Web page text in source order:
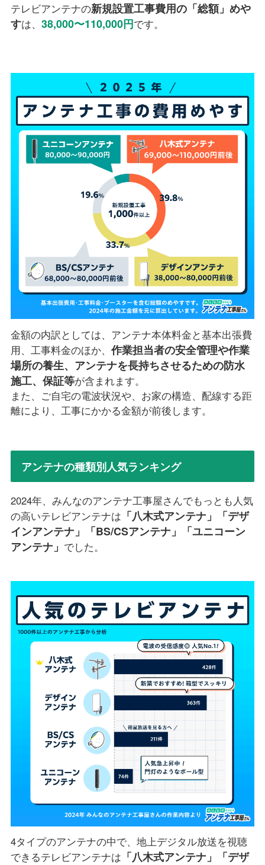
テレビアンテナの新規設置工事費用の「総額」めや
すは、 38,000〜110,000円です。
金額の内訳としては、アンテナ本体料金と基本出張費
用、工事料金のほか、 作業担当者の安全管理や作業
場所の養生、アンテナを長持ちさせるための防水
施工、保証等が含まれます。
また、ご自宅の電波状況や、お家の構造、配線する距
離により、工事にかかる金額が前後します。
アンテナの種類別人気ランキング
2024年、みんなのアンテナ工事屋さんでもっとも人気
の高いテレビアンテナは 「八木式アンテナ」「デザ
インアンテナ」「BS/CSアンテナ」「ユニコーン
アンテナ」 でした。
4タイプのアンテナの中で、地上デジタル放送を視聴
できるテレビアンテナは 「八木式アンテナ」
「デザ